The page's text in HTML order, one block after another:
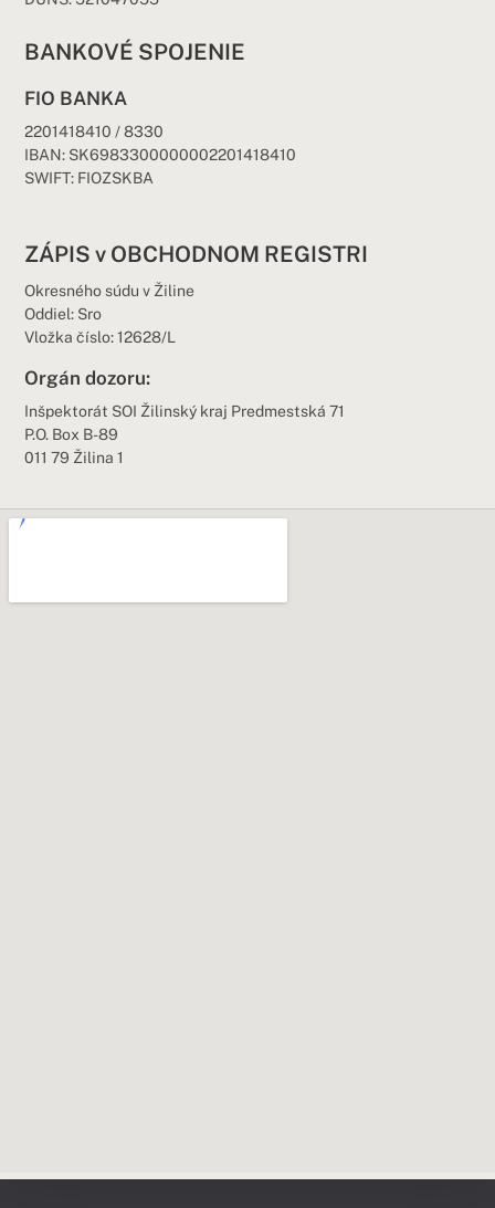
BANKOVÉ SPOJENIE
FIO BANKA
2201418410 / 8330
IBAN: SK6983300000002201418410
SWIFT: FIOZSKBA
ZÁPIS v OBCHODNOM REGISTRI
Okresného súdu v Žiline
Oddiel: Sro
Vložka číslo: 12628/L
Orgán dozoru:
Inšpektorát SOI Žilinský kraj Predmestská 71
P.O. Box B-89
011 79 Žilina 1